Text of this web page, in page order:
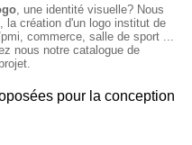
, une identité visuelle? Nous
la création d'un logo institut de
commerce, salle de sport ...
nous notre catalogue de
pour la conception